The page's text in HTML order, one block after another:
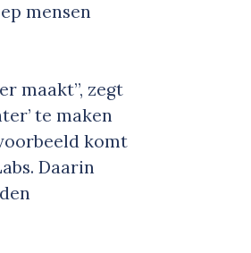
mensen
maakt”, zegt
te maken
komt
Daarin